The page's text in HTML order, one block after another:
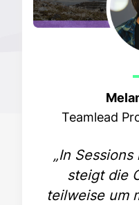
Teamlead
„In
steigt die
teilweise um